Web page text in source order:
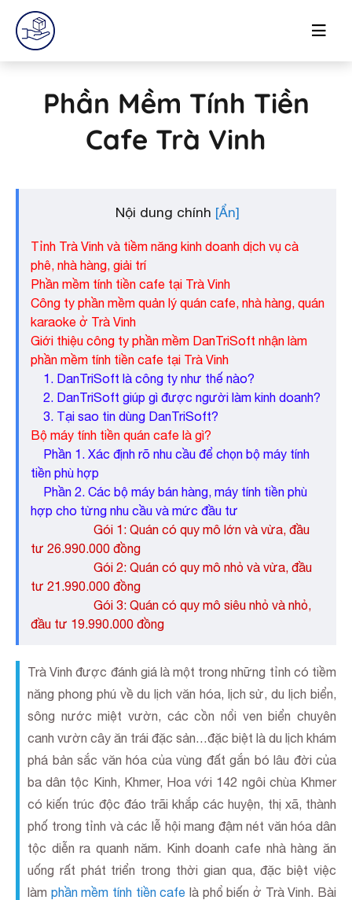
Phần Mềm Tính Tiền
Cafe Trà Vinh
Nội dung chính
Tỉnh Trà Vinh và tiềm năng kinh doanh dịch vụ cà
phê, nhà hàng, giải trí
Phần mềm tính tiền cafe tại Trà Vinh
Công ty phần mềm quản lý quán cafe, nhà hàng, quán
karaoke ở Trà Vinh
Giới thiệu công ty phần mềm DanTriSoft nhận làm
phần mềm tính tiền cafe tại Trà Vinh
1. DanTriSoft là công ty như thế nào?
2. DanTriSoft giúp gì được người làm kinh doanh?
3. Tại sao tin dùng DanTriSoft?
Bộ máy tính tiền quán cafe là gì?
Phần 1. Xác định rõ nhu cầu để chọn bộ máy tính
tiền phù hợp
Phần 2. Các bộ máy bán hàng, máy tính tiền phù
hợp cho từng nhu cầu và mức đầu tư
Gói 1: Quán có quy mô lớn và vừa, đầu
tư 26.990.000 đồng
Gói 2: Quán có quy mô nhỏ và vừa, đầu
tư 21.990.000 đồng
Gói 3: Quán có quy mô siêu nhỏ và nhỏ,
đầu tư 19.990.000 đồng
Trà Vinh được đánh giá là một trong những tỉnh có tiềm
năng phong phú về du lịch văn hóa, lịch sử, du lịch biển,
sông nước miệt vườn, các cồn nổi ven biển chuyên
canh vườn cây ăn trái đặc sản…đặc biệt là du lịch khám
phá bản sắc văn hóa của vùng đất gắn bó lâu đời của
ba dân tộc Kinh, Khmer, Hoa với 142 ngôi chùa Khmer
có kiến trúc độc đáo trãi khắp các huyện, thị xã, thành
phố trong tỉnh và các lễ hội mang đậm nét văn hóa dân
tộc diễn ra quanh năm. Kinh doanh cafe nhà hàng ăn
uống rất phát triển trong thời gian qua, đặc biệt việc
làm phần mềm tính tiền cafe là phổ biến ở Trà Vinh. Bài